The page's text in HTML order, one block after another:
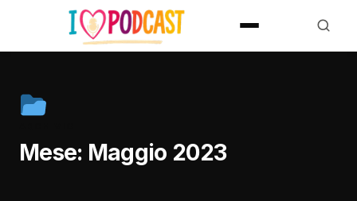
Mese: Maggio 2023